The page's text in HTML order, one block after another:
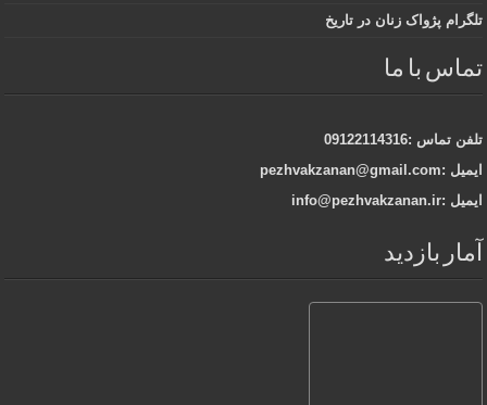
تلگرام پژواک زنان در تاریخ
تماس با ما
تلفن تماس :09122114316
ایمیل :pezhvakzanan@gmail.com
ایمیل :info@pezhvakzanan.ir
آمار بازدید